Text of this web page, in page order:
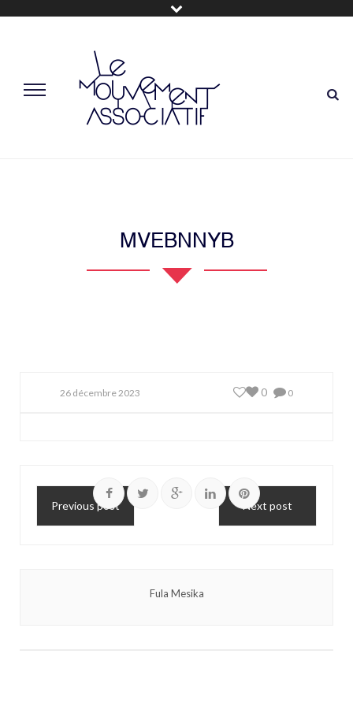
MVEBNNYB
26 décembre 2023 0
0
Previous post Next post
Fula Mesika